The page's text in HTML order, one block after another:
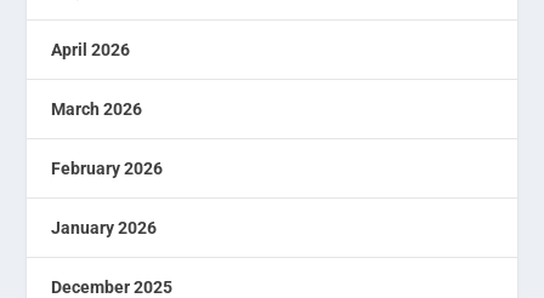
April 2026
March 2026
February 2026
January 2026
December 2025